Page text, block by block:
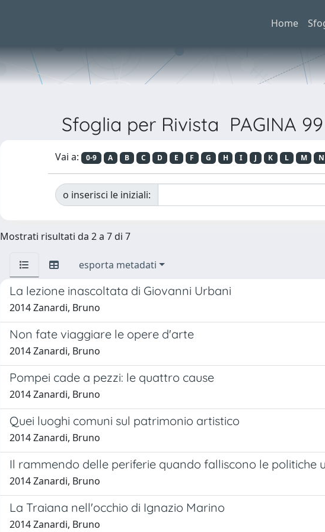
Home
Sfoglia per Rivista PAGINA 99
Vai a: 0-9 A B C D E F G H I J K L M N
o inserisci le iniziali:
Mostrati risultati da 2 a 7 di 7
esporta metadati
La lezione inascoltata di Giovanni Urbani
2014 Zanardi, Bruno
Non fate viaggiare le opere d'arte
2014 Zanardi, Bruno
Pompei cade a pezzi: le quattro cause
2014 Zanardi, Bruno
Quei luoghi comuni sul patrimonio artistico
2014 Zanardi, Bruno
Il rammendo delle periferie quando falliscono le politiche
2014 Zanardi, Bruno
La Traiana nell'occhio di Ignazio Marino
2014 Zanardi, Bruno